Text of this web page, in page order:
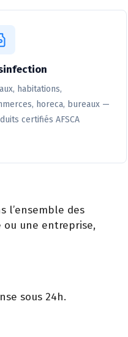
habitations,
horeca, bureaux —
certifiés AFSCA
l’ensemble des
ou une entreprise,
sous 24h.